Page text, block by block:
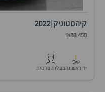
קיהסטוניק 2022
₪88,450
1
יד ראשונהבעלות פרטית